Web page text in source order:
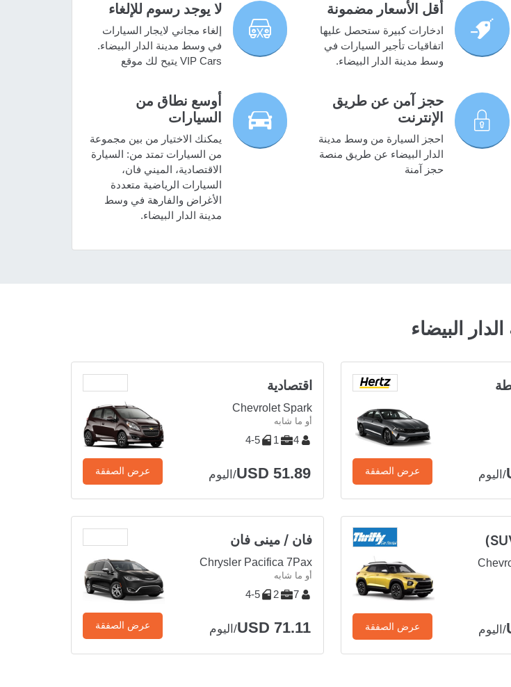
أقل الأسعار مضمونة
ادخارات كبيرة ستحصل عليها
اتفاقيات تأجير السيارات في
وسط مدينة الدار البيضاء.
لا يوجد رسوم للإلغاء
إلغاء مجاني لايجار السيارات
في وسط مدينة الدار البيضاء.
VIP Cars يتيح لك موقع
حجز آمن عن طريق
الإنترنت
احجز السيارة من وسط مدينة
الدار البيضاء عن طريق منصة
حجز آمنة
أوسع نطاق من
السيارات
يمكنك الاختيار من بين مجموعة
من السيارات تمتد من: السيارة
الاقتصادية، الميني فان،
السيارات الرياضية متعددة
الأغراض والفارهة في وسط
مدينة الدار البيضاء.
البيضاء
/اليوم عرض الصفقة
اقتصادية
Chevrolet Spark
أو ما شابه
4
1
4-5
USD 51.89/اليوم عرض الصفقة
/اليوم عرض الصفقة
فان / مينى فان
Chrysler Pacifica 7Pax
أو ما شابه
7
2
4-5
USD 71.11/اليوم عرض الصفقة